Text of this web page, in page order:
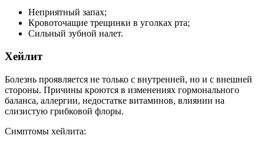
Неприятный запах;
Кровоточащие трещинки в уголках рта;
Сильный зубной налет.
Хейлит
Болезнь проявляется не только с внутренней, но и с внешней
стороны. Причины кроются в изменениях гормонального
баланса, аллергии, недостатке витаминов, влиянии на
слизистую грибковой флоры.
Симптомы хейлита: